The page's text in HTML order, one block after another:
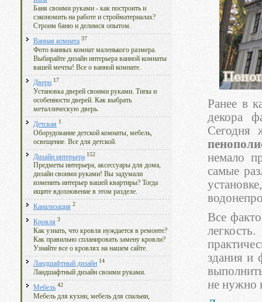
Баня своими руками - как построить и
сэкономить на работе и стройматериалах?
Строим баню и делимся опытом.
Ванная комната 37
Фото ванных комнат маленького размера.
Выбирайте дизайн интерьера ванной комнаты
вашей мечты! Все о ванной комнате.
Двери 17
Установка дверей своими руками. Типы и
особенности дверей. Как выбрать
металлическую дверь.
Детская 1
Оборудование детской комнаты, мебель,
освещение. Все для детской.
Дизайн интерьера 152
Предметы интерьера, аксессуары для дома,
дизайн своими руками! Вы задумали
изменить интерьер вашей квартиры? Тогда
ищите вдохновение в этом разделе.
Канализация 2
Кровля 3
Как узнать, что кровля нуждается в ремонте?
Как правильно спланировать замену кровли?
Узнайте все о кровлях на нашем сайте.
Ландшафтный дизайн 14
Ландшафтный дизайн своими руками.
Мебель 42
Мебель для кухни, мебель для спальни,
Ранее в
декора
Сегодня
немало
самые
Все
здания и
не нужно